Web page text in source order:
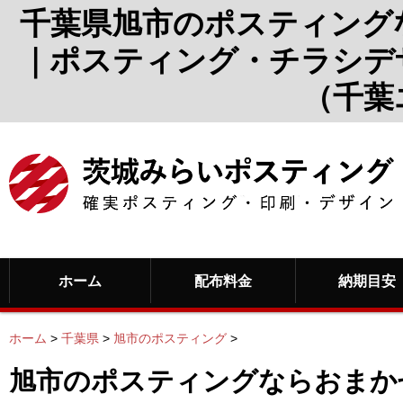
千葉県旭市のポスティン
｜ポスティング・チラシ
（千
ホーム 配布料金 納期目安
ホーム > 千葉県 > 旭市のポスティング >
旭市のポスティングならおま